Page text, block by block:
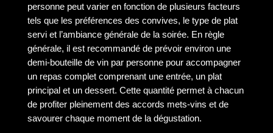
personne peut varier en fonction de plusieurs facteurs
tels que les préférences des convives, le type de plat
servi et l’ambiance générale de la soirée. En règle
générale, il est recommandé de prévoir environ une
demi-bouteille de vin par personne pour accompagner
un repas complet comprenant une entrée, un plat
principal et un dessert. Cette quantité permet à chacun
de profiter pleinement des accords mets-vins et de
savourer chaque moment de la dégustation.